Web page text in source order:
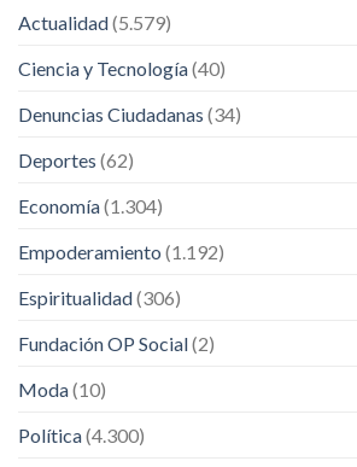
Actualidad(5.579)
Ciencia y Tecnología(40)
Denuncias Ciudadanas (34)
Deportes (62)
Economía(1.304)
Empoderamiento (1.192)
Espiritualidad(306)
Fundación OP Social(2)
Moda(10)
Política(4.300)